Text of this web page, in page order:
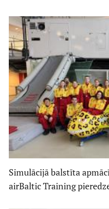
Simulācijā balstīta
airBaltic Training